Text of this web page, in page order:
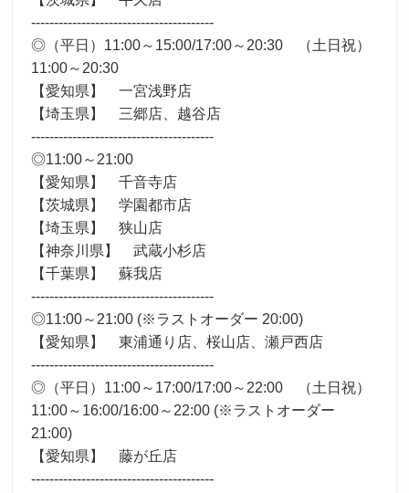
----------------------------------------
◎（平日）11:00～15:00/17:00～20:30 （土日祝）
11:00～20:30
【愛知県】 一宮浅野店
【埼玉県】 三郷店、越谷店
----------------------------------------
◎11:00～21:00
【愛知県】 千音寺店
【茨城県】 学園都市店
【埼玉県】 狭山店
【神奈川県】 武蔵小杉店
【千葉県】 蘇我店
----------------------------------------
◎11:00～21:00 (※ラストオーダー 20:00)
【愛知県】 東浦通り店、桜山店、瀬戸西店
----------------------------------------
◎（平日）11:00～17:00/17:00～22:00 （土日祝）
11:00～16:00/16:00～22:00 (※ラストオーダー
21:00)
【愛知県】 藤が丘店
----------------------------------------